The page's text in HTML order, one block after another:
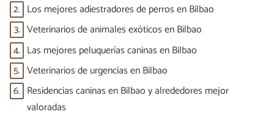
2. Los mejores adiestradores de perros en Bilbao
3. Veterinarios de animales exóticos en Bilbao
4. Las mejores peluquerías caninas en Bilbao
5. Veterinarios de urgencias en Bilbao
6. Residencias caninas en Bilbao y alrededores mejor
valoradas